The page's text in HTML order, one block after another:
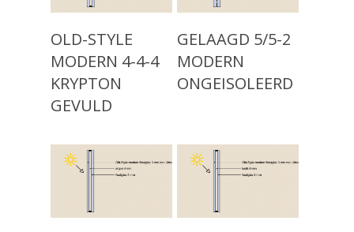
OLD-STYLE
MODERN 4-4-4
KRYPTON
GEVULD
GELAAGD 5/5-2
MODERN
ONGEISOLEERD
Producten
Monumentaal
(voor 1920)
Klassiek Isolatieglas
Modern Isolatieglas
Nieuw: Vacuümglas
Keuzehulp
Advies
Over ons
Showroom
Contact